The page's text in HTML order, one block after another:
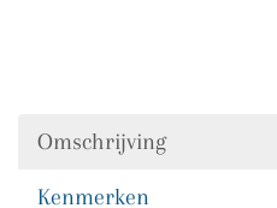
Omschrijving
Kenmerken